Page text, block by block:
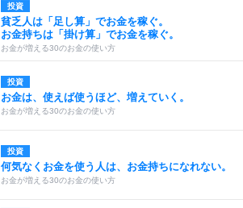
投資
貧乏人は「足し算」でお金を稼ぐ。
お金持ちは「掛け算」でお金を稼ぐ。
お金が増える30のお金の使い方
投資
お金は、使えば使うほど、増えていく。
お金が増える30のお金の使い方
投資
何気なくお金を使う人は、お金持ちになれない。
お金が増える30のお金の使い方